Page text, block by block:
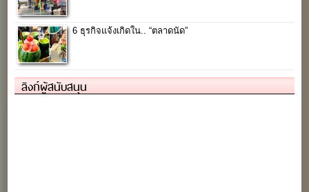
6 ธุรกิจแจ้งเกิดใน.. “ตลาดนัด”
ลิงก์ผู้สนับสนุน